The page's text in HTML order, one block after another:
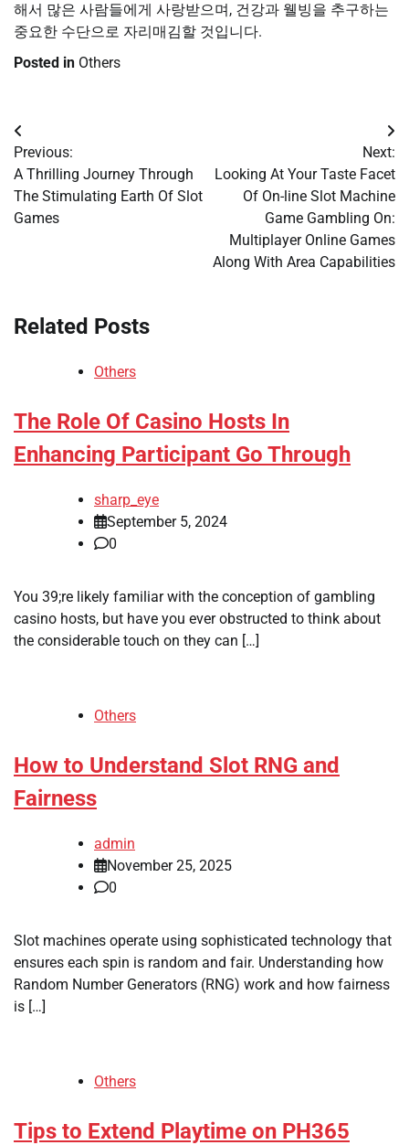
해서 많은 사람들에게 사랑받으며, 건강과 웰빙을 추구하는
중요한 수단으로 자리매김할 것입니다.
Posted in Others
Post
navigation
Previous:
A Thrilling Journey Through
The Stimulating Earth Of Slot
Games
Next:
Looking At Your Taste Facet
Of On-line Slot Machine
Game Gambling On:
Multiplayer Online Games
Along With Area Capabilities
Related Posts
Others
The Role Of Casino Hosts In
Enhancing Participant Go Through
sharp_eye
September 5, 2024
0
You 39;re likely familiar with the conception of gambling
casino hosts, but have you ever obstructed to think about
the considerable touch on they can […]
Others
How to Understand Slot RNG and
Fairness
admin
November 25, 2025
0
Slot machines operate using sophisticated technology that
ensures each spin is random and fair. Understanding how
Random Number Generators (RNG) work and how fairness
is […]
Others
Tips to Extend Playtime on PH365